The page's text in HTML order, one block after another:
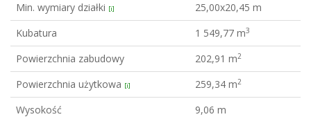
Min. wymiary działki [i]
25,00x20,45 m
Kubatura
1 549,77 m3
Powierzchnia zabudowy 202,91 m2
Powierzchnia użytkowa [i] 259,34 m2
Wysokość 9,06 m